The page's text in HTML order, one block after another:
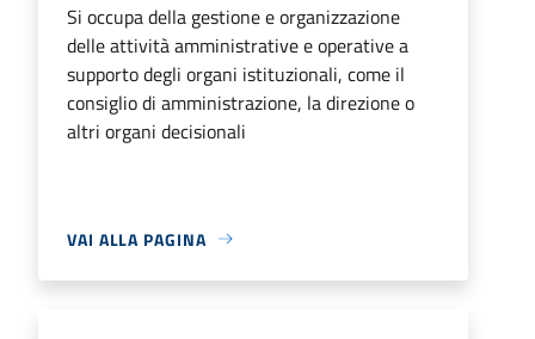
Si occupa della gestione e organizzazione
delle attività amministrative e operative a
supporto degli organi istituzionali, come il
consiglio di amministrazione, la direzione o
altri organi decisionali
VAI ALLA PAGINA